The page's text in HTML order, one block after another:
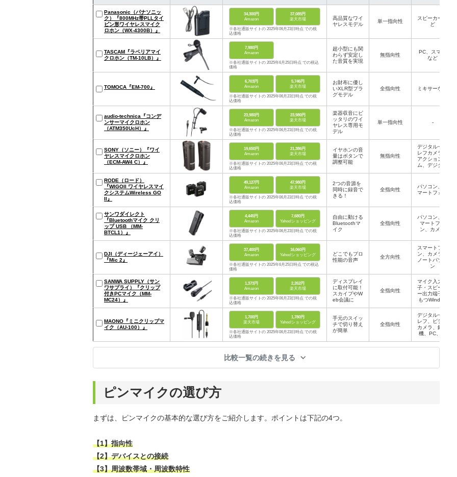
Panasonic（パナソニッ
ク）『800MHz帯PLLタイ
ピン形ワイヤレスマイク
ロホン（WX-4300B）』
34,300円
Amazon
37,085円
楽天市場
※各社通販サイトの 2025年06月23日時点 での税
込価格
高品質なワイ
ヤレスモデル
単一指向性
スピーカーな
ど
TASCAM『ラベリアマイ
クロホン（TM-10LB）』
7,980円
Amazon
※各社通販サイトの 2025年6月25日時点 での税込
価格
超小型にも関
わらず安定し
た音質を実現
無指向性
PC、スマホ
など
TOMOCA『EM-700』
6,703円
Amazon
5,746円
楽天市場
※各社通販サイトの 2025年06月23日時点 での税
込価格
お財布に優し
いXLR型プラ
グモデル
全指向性 ミキサーなど
audio-technica『コンデ
ンサーマイクロホン
（ATM350UcH）』
23,980円
Amazon
23,980円
楽天市場
※各社通販サイトの 2025年06月23日時点 での税
込価格
楽器収音にピ
ッタリのワイ
ヤレス専用モ
デル
単一指向性 -
SONY（ソニー）『ワイ
ヤレスマイクロホン
（ECM-AW4 C）』
19,650円
Amazon
21,386円
楽天市場
※各社通販サイトの 2025年06月23日時点 での税
込価格
イヤホンの音
量はボタンで
調整可能
無指向性
デジタル一眼
レフカメラ、
アクションカ
ム、デジタル
RODE（ロード）
『WIGOII ワイヤレスマイ
クシステムWireless GO
II』
49,127円
Amazon
47,980円
楽天市場
※各社通販サイトの 2025年06月23日時点 での税
込価格
2つの音源を
同時に録音で
きる！
全指向性
パソコン、ス
マートフォン
サンワダイレクト
『Bluetoothマイク クリ
ップ USB （MM-
BTCL1）』
4,445円
Amazon
7,680円
Yahoo!ショッピング
※各社通販サイトの 2025年06月23日時点 での税
込価格
自由に動ける
Bluetoothマ
イク
全指向性
パソコン、ス
マートフォ
ン、カメラ
DJI（ディージェーアイ）
『Mic 2』
37,400円
Amazon
16,060円
Yahoo!ショッピング
※各社通販サイトの 2025年6月25日時点 での税込
価格
どこでもプロ
性能の音声
全方向性
スマートフォ
ン、カメラ、
ノートパソコ
ン
SANWA SUPPLY（サン
ワサプライ）『クリップ
付きPCマイク（MM-
MC24）』
1,373円
Amazon
2,262円
楽天市場
※各社通販サイトの 2025年06月23日時点 での税
込価格
ディスプレイ
に取付可能！
スカイプやW
eb会議に
全指向性
マイク入力端
子・スピーカ
ー出力端子を
もつWindow
MAONO『ミニクリップマ
イク（AU-100）』
1,700円
楽天市場
1,780円
Yahoo!ショッピング
※各社通販サイトの 2025年06月23日時点 での税
込価格
手元のスイッ
チで切り替え
が簡単
全指向性
デジタル一眼
レフ、ビデオ
カメラ、録音
機、PC、ス
比較一覧の続きを見る
ピンマイクの選び方
まずは、ピンマイクの基本的な選び方をご紹介します。ポイントは下記の4つ。
【1】指向性
【2】デバイスとの接続
【3】周波数帯域・周波数特性